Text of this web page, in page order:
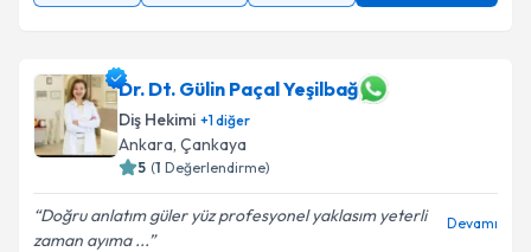
Dr. Dt. Gülin Paçal Yeşilbağ
Diş Hekimi +1diğer
Ankara, Çankaya
5 (1 Değerlendirme)
Doğru anlatım güler yüz profesyonel yaklasım yeterli
zaman ayıma ...
Devamı